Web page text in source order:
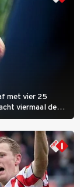
met vier 25
viermaal de
des Anglais krijgt